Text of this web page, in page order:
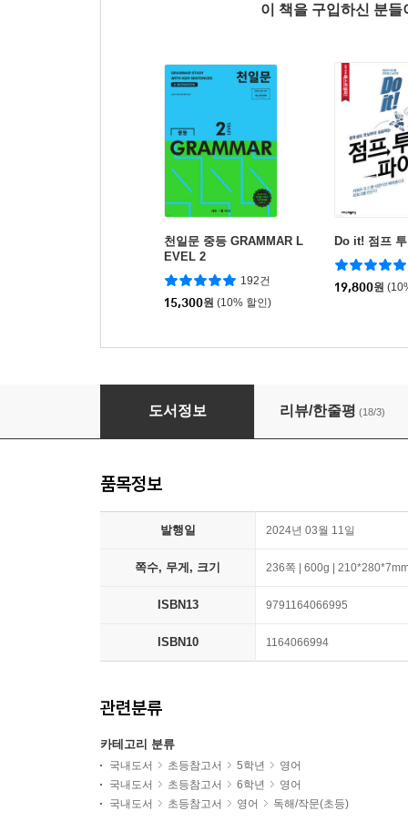
이 책을 구입하신 분
천일문 중등 GRAMMAR L
EVEL 2
192건
15,300원 (10% 할인)
Do it! 점프
19,800원
미국교과서 READING Level 5-2
도서정보 리뷰/한줄평 (18/3)
품목정보
발행일 2024년 03월 11일
쪽수, 무게, 크기 236쪽 | 600g |
ISBN13 9791164066995
ISBN10 1164066994
관련분류
카테고리 분류
국내도서 초등참고서 5학년
영어
국내도서
초등참고서 6학년
영어
국내도서
초등참고서 영어 독해/작문(초등)